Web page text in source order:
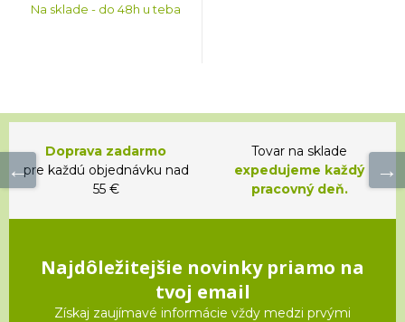
Na sklade - do 48h u teba
Doprava zadarmo
pre každú objednávku nad
55 €
Tovar na sklade
expedujeme každý
pracovný deň.
Najdôležitejšie novinky priamo na
tvoj email
Získaj zaujímavé informácie vždy medzi prvými